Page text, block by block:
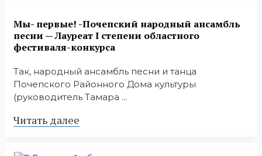
Мы- первые! -Почепский народный ансамбль
песни — Лауреат I степени областного
фестиваля-конкурса
Так, народный ансамбль песни и танца
Почепского Районного Дома культуры
(руководитель Тамара ...
Читать далее